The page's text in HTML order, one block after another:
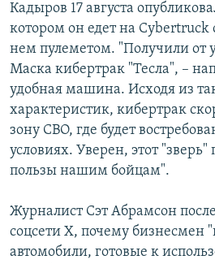
Кадыров 17 августа
котором он едет на Cybertruck
нем пулеметом. "Получили от
Маска кибертрак "Тесла", –
удобная машина. Исходя из
характеристик, кибертрак
зону СВО, где будет
условиях. Уверен, этот
пользы нашим бойцам".
Журналист Сэт Абрамсон
соцсети X, почему бизнесмен
автомобили, готовые к